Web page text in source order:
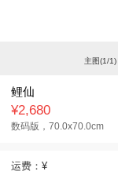
主图(1/1)
鲤仙
¥2,680
数码版， 70.0x70.0cm
运费： ¥